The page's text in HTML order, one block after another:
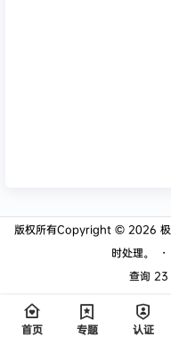
版权所有Copyright © 2026
时处理。
・
查询
首页 专题 认证